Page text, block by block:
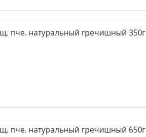
пче. натуральный гречишный 350г
пче. натуральный гречишный 650г